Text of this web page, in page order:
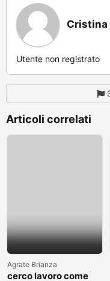
Cristina
Utente non registrato
Articoli correlati
Agrate Brianza
cerco lavoro come